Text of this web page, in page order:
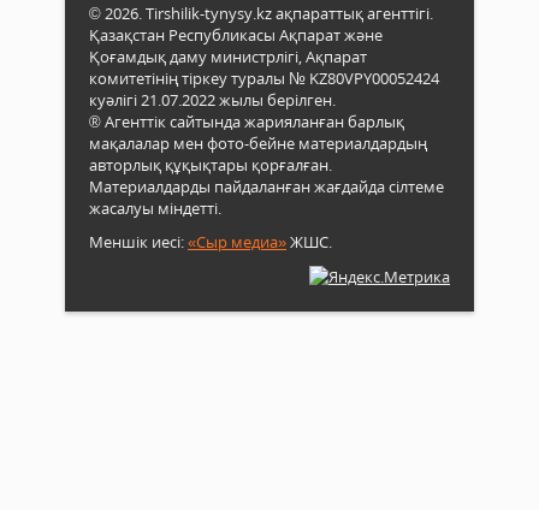
© 2026. Tirshilik-tynysy.kz ақпараттық агенттігі.
Қазақстан Республикасы Ақпарат және
Қоғамдық даму министрлігі, Ақпарат
комитетінің тіркеу туралы № KZ80VPY00052424
куәлігі 21.07.2022 жылы берілген.
® Агенттік сайтында жарияланған барлық
мақалалар мен фото-бейне материалдардың
авторлық құқықтары қорғалған.
Материалдарды пайдаланған жағдайда сілтеме
жасалуы міндетті.
Меншік иесі:«Сыр медиа»ЖШС.